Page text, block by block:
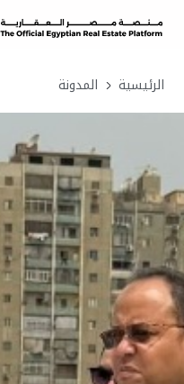
الرئيسية المدونة